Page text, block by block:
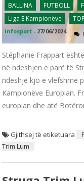
BALLINA FUTBOLL
Liga E Kampionëve
infosport - 27/06/2024
Stéphanie Frappart
në ndeshjen e parë të
ndeshje kjo e vlefshme
Kampionëve Europian.
europian dhe atë
Gjithsej të etiketuara
Trim Lum